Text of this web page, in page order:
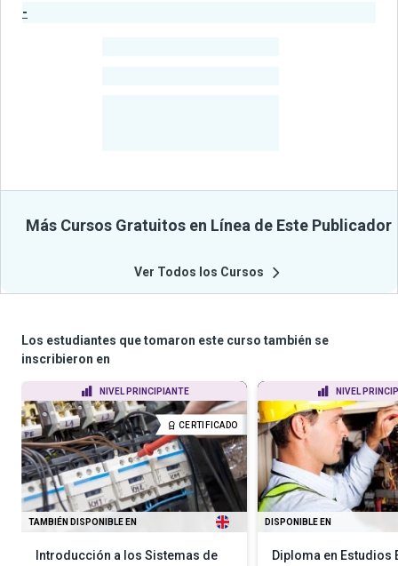
-
Más Cursos Gratuitos en Línea de Este Publicador
Ver Todos los Cursos
Los estudiantes que tomaron este curso también se
inscribieron en
NIVEL PRINCIPIANTE
CERTIFICADO
TAMBIÉN DISPONIBLE EN
Introducción a los Sistemas de
NIVEL
DISPONIBLE EN
Diploma en Estudios